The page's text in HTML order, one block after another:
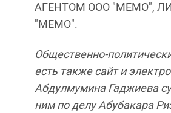
АГЕНТОМ ООО "МЕМО",
"МЕМО".
Общественно-
есть также сайт и
Абдулмумина Гаджиева
ним по делу Абубакара